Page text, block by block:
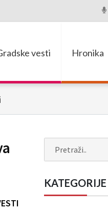
vesti Hronika
KATEGORIJE